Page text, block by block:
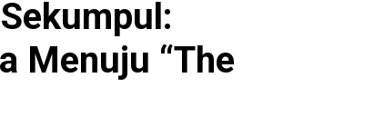
Menuju “The